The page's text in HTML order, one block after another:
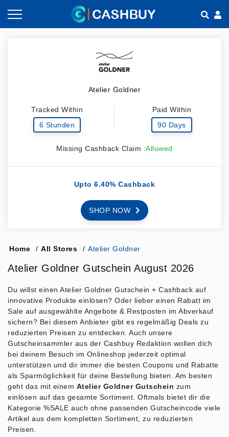
Atelier Goldner
Tracked Within
6 Stunden
Paid Within
90 Days
Missing Cashback Claim :Allowed
Upto 6.40% Cashback
SHOP NOW
Home / All Stores / Atelier Goldner
Atelier Goldner Gutschein August 2026
Du willst einen Atelier Goldner Gutschein + Cashback auf
innovative Produkte einlösen? Oder lieber einen Rabatt im
Sale auf ausgewählte Angebote & Restposten im Abverkauf
sichern? Bei diesem Anbieter gibt es regelmäßig Deals zu
reduzierten Preisen zu entdecken. Auch unsere
Gutscheinsammler aus der Cashbuy Redaktion wollen dich
bei deinem Besuch im Onlineshop jederzeit optimal
unterstützen und dir immer die besten Coupons und Rabatte
als Sparmöglichkeit für deine Bestellung bieten. Am besten
geht das mit einem Atelier Goldner Gutschein zum
einlösen auf das gesamte Sortiment. Oftmals bietet dir die
Kategorie %SALE auch ohne passenden Gutscheincode viele
Artikel aus dem kompletten Sortiment, zu reduzierten
Preisen.
Häufig gestellte Fragen